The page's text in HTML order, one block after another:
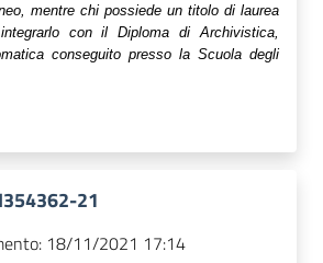
mentre chi possiede un titolo di laurea
con il Diploma di Archivistica,
conseguito presso la Scuola degli
21
18/11/2021 17:14